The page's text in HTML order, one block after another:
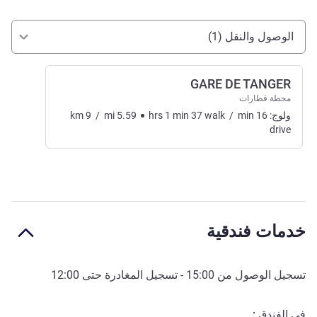
الوصول والتنقل
الوصول والنقل (1)
GARE DE TANGER
محطة قطارات
ولوج: km9 / mi 5.59 hrs 1 min 37walk / min 16
drive
خدمات فندقية
تسجيل الوصول من 15:00 - تسجيل المغادرة حتى 12:00